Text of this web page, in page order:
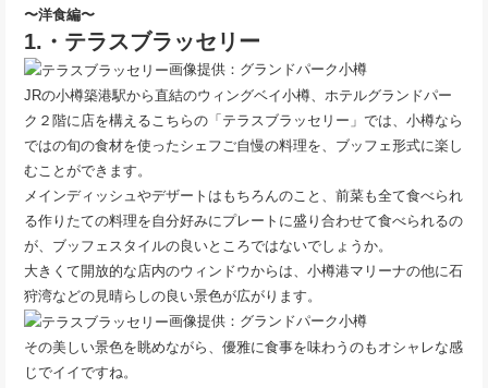
〜洋食編〜
1.・テラスブラッセリー
画像提供：グランドパーク小樽
JRの小樽築港駅から直結のウィングベイ小樽、ホテルグランドパー
ク２階に店を構えるこちらの「テラスブラッセリー」では、小樽なら
ではの旬の食材を使ったシェフご自慢の料理を、ブッフェ形式に楽し
むことができます。
メインディッシュやデザートはもちろんのこと、前菜も全て食べられ
る作りたての料理を自分好みにプレートに盛り合わせて食べられるの
が、ブッフェスタイルの良いところではないでしょうか。
大きくて開放的な店内のウィンドウからは、小樽港マリーナの他に石
狩湾などの見晴らしの良い景色が広がります。
画像提供：グランドパーク小樽
その美しい景色を眺めながら、優雅に食事を味わうのもオシャレな感
じでイイですね。